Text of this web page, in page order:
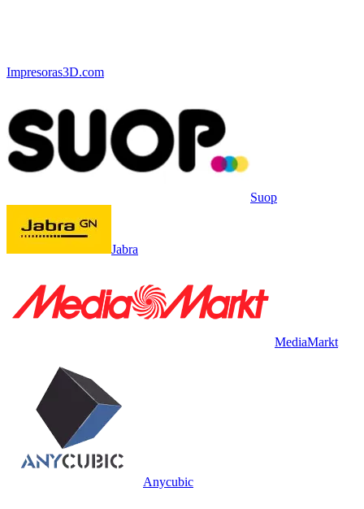
Impresoras3D.com
Suop
Jabra
MediaMarkt
Anycubic